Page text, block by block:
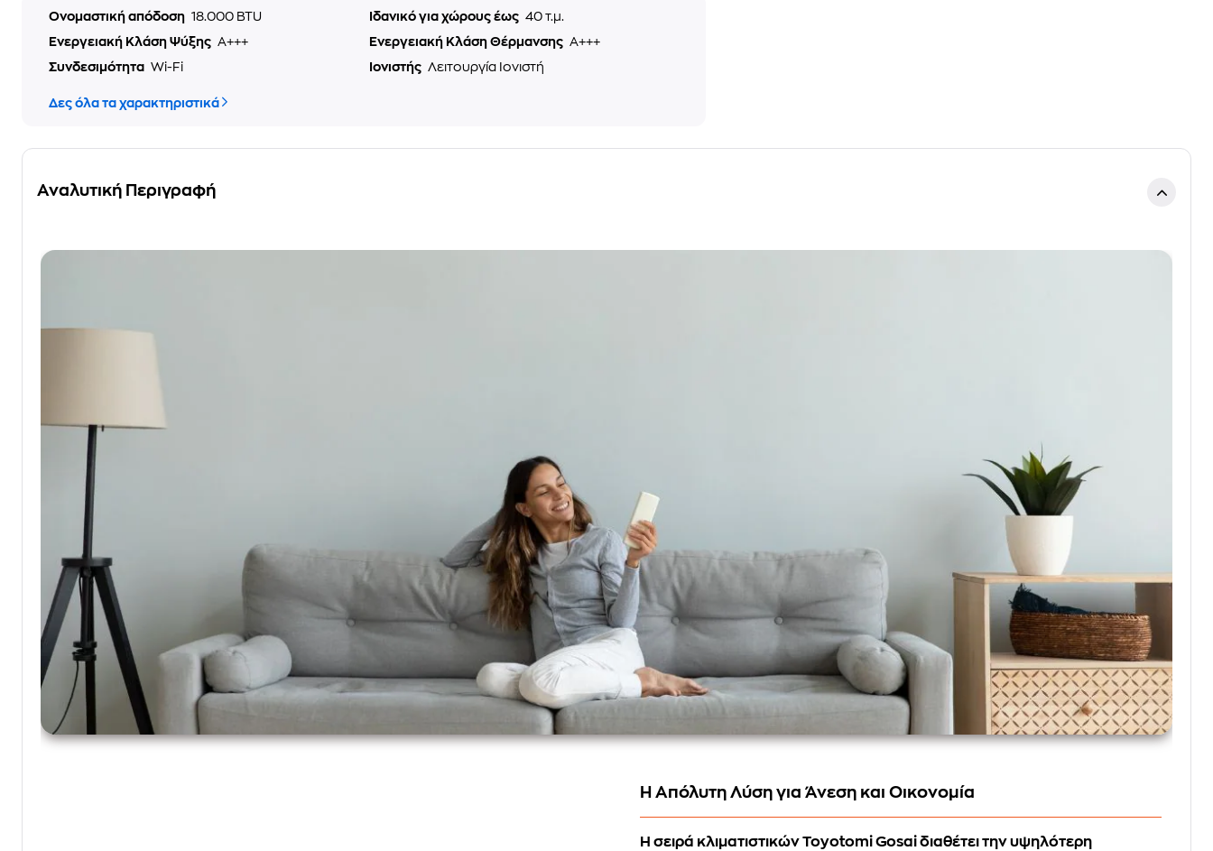
Ονομαστική απόδοση 18.000 BTU Ιδανικό για χώρους έως 40 τ.μ.
Ενεργειακή Κλάση Ψύξης A+++ Ενεργειακή Κλάση Θέρμανσης A+++
Συνδεσιμότητα Wi-Fi Ιονιστής Λειτουργία Ιονιστή
Δες όλα τα χαρακτηριστικά
Αναλυτική Περιγραφή
Η Απόλυτη Λύση για Άνεση και Οικονομία
H σειρά κλιματιστικών Toyotomi Gosai διαθέτει την υψηλότερη